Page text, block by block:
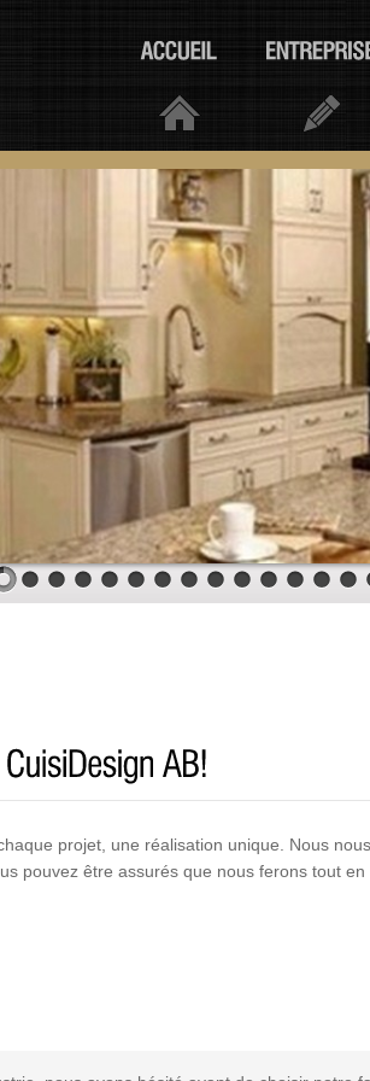
projet, une réalisation unique. Nous
pouvez être assurés que nous ferons tout